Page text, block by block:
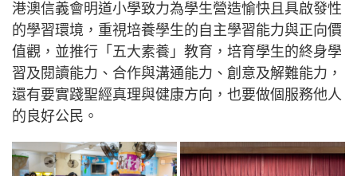
港澳信義會明道小學致力為學生營造愉快且具啟發性
的學習環境，重視培養學生的自主學習能力與正向價
值觀，並推行「五大素養」教育，培育學生的終身學
習及閱讀能力、合作與溝通能力、創意及解難能力，
還有要實踐聖經真理與健康方向，也要做個服務他人
的良好公民。